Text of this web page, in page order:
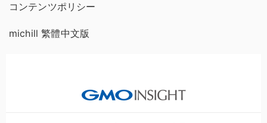
コンテンツポリシー
michill 繁體中文版